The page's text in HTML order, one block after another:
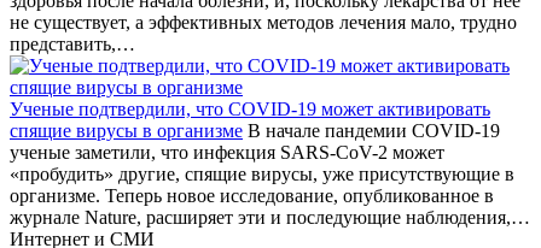
не существует, а эффективных методов лечения мало, трудно
представить,…
Ученые подтвердили, что COVID-19 может активировать
спящие вирусы в организме В начале пандемии COVID-19
ученые заметили, что инфекция SARS-CoV-2 может
«пробудить» другие, спящие вирусы, уже присутствующие в
организме. Теперь новое исследование, опубликованное в
журнале Nature, расширяет эти и последующие наблюдения,…
Интернет и СМИ